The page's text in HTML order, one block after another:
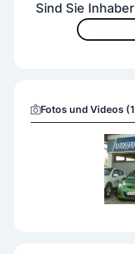
Sind Sie
Fotos und Videos